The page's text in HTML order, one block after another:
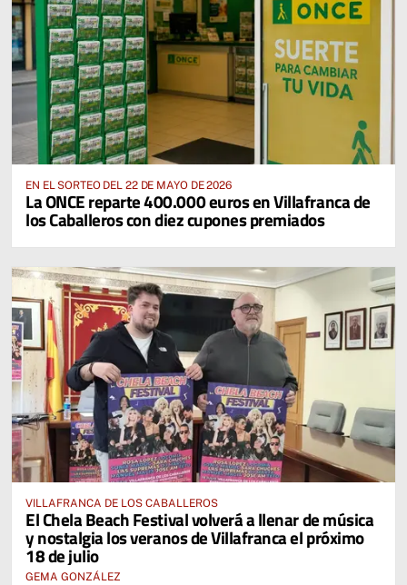
EN EL SORTEO DEL 22 DE MAYO DE 2026
La ONCE reparte 400.000 euros en Villafranca de
los Caballeros con diez cupones premiados
VILLAFRANCA DE LOS CABALLEROS
El Chela Beach Festival volverá a llenar de música
y nostalgia los veranos de Villafranca el próximo
18 de julio
GEMA GONZÁLEZ